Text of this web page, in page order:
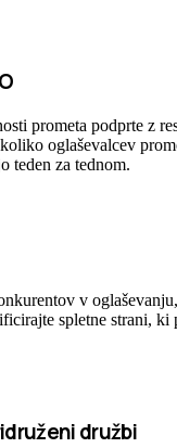
prometa podprte z
oglaševalcev
teden za tednom.
v
spletne strani, ki
družbi